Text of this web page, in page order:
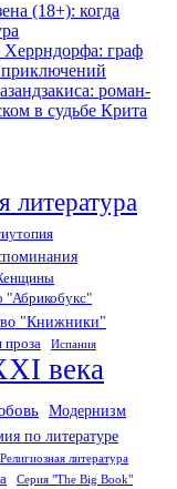
(18+): когда
граф
роман-
в судьбе Крита
литература
"Абрикобукс"
"Книжники"
проза Испания
века
Модернизм
по литературе
Религиозная литература
Серия "The Big Book"